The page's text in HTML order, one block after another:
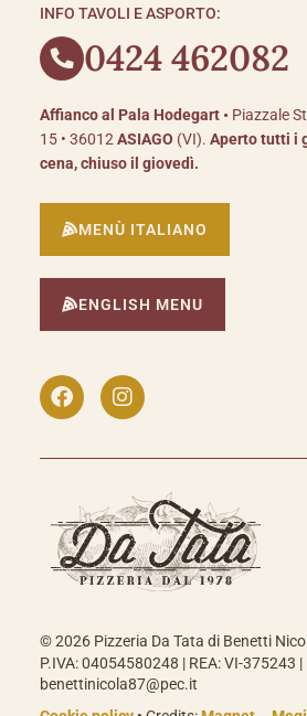
INFO TAVOLI E ASPORTO:
0424 462082
Affianco al Pala Hodegart • Piazzale
15 • 36012 ASIAGO (VI). Aperto tutti i
cena, chiuso il giovedì.
MENÙ ITALIANO
ENGLISH MENU
FacebookInstagram
© 2026 Pizzeria Da Tata di Benetti
P.IVA: 04054580248 | REA: VI-375243 |
benettinicola87@pec.it